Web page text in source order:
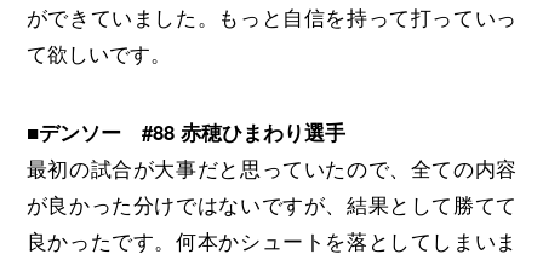
ができていました。もっと自信を持って打っていっ
て欲しいです。
■デンソー #88 赤穂ひまわり選手
最初の試合が大事だと思っていたので、全ての内容
が良かった分けではないですが、結果として勝てて
良かったです。何本かシュートを落としてしまいま